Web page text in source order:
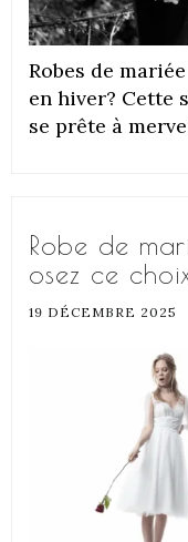
Robes de
en hiver? Cette
se prête à
Robe de
osez ce
19 DÉCEMBRE 2025